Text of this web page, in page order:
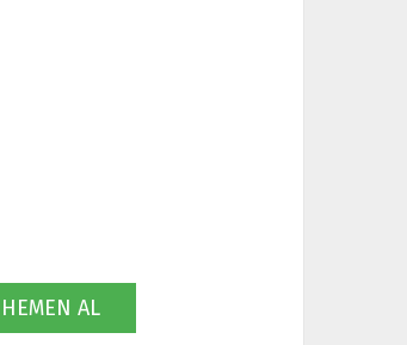
HEMEN AL